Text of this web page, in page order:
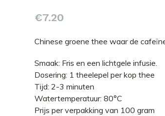
€7.20
Chinese groene thee waar de
Smaak: Fris en een lichtgele infusie.
Dosering: 1 theelepel per kop thee
Tijd: 2-3 minuten
Watertemperatuur: 80°C
Prijs per verpakking van 100 gram